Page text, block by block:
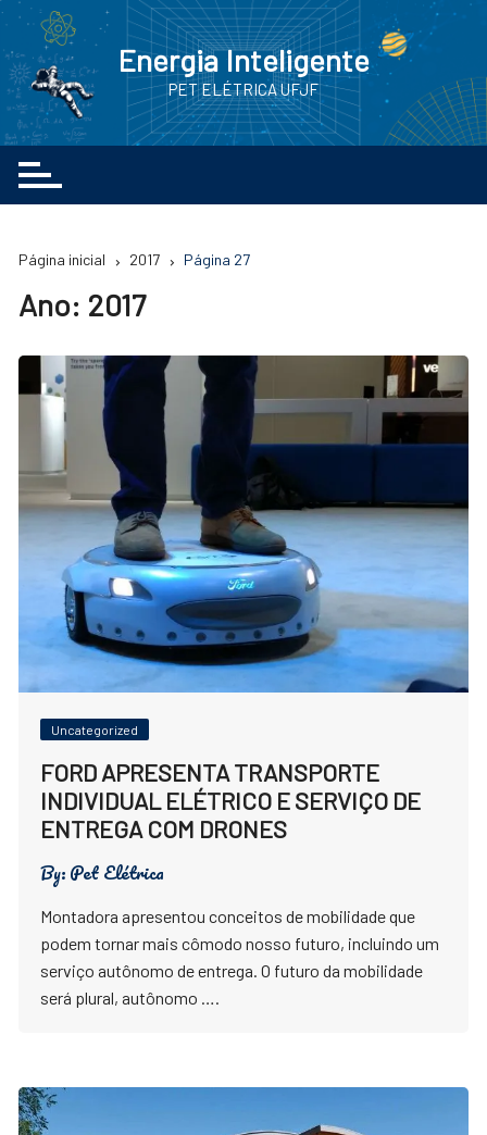
Ir
conteúdo
Energia Inteligente
PET ELÉTRICA UFJF
Página inicial 2017 Página 27
Ano: 2017
Uncategorized
FORD APRESENTA TRANSPORTE
INDIVIDUAL ELÉTRICO E SERVIÇO DE
ENTREGA COM DRONES
By:Pet Elétrica
Montadora apresentou conceitos de mobilidade que
podem tornar mais cômodo nosso futuro, incluindo um
serviço autônomo de entrega. O futuro da mobilidade
será plural, autônomo ….